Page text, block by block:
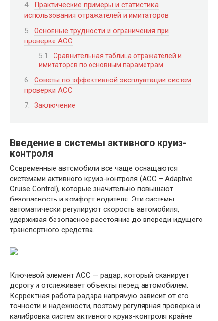
Практические примеры и статистика
использования отражателей и имитаторов
Основные трудности и ограничения при
проверке ACC
Сравнительная таблица отражателей и
имитаторов по основным параметрам
Советы по эффективной эксплуатации систем
проверки ACC
Заключение
Введение в системы активного круиз-
контроля
Современные автомобили все чаще оснащаются
системами активного круиз-контроля (ACC – Adaptive
Cruise Control), которые значительно повышают
безопасность и комфорт водителя. Эти системы
автоматически регулируют скорость автомобиля,
удерживая безопасное расстояние до впереди идущего
транспортного средства.
Ключевой элемент ACC — радар, который сканирует
дорогу и отслеживает объекты перед автомобилем.
Корректная работа радара напрямую зависит от его
точности и надёжности, поэтому регулярная проверка и
калибровка систем активного круиз-контроля крайне